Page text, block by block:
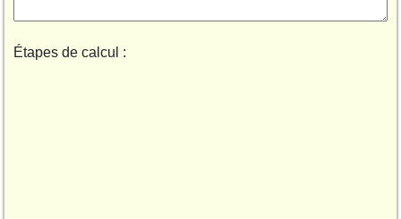
Étapes de calcul :